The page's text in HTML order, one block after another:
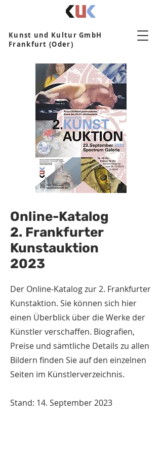
Kunst und Kultur GmbH
Frankfurt (Oder)
Online-Katalog
2. Frankfurter
Kunstauktion
2023
Der Online-Katalog zur 2. Frankfurter
Kunstaktion. Sie können sich hier
einen Überblick über die Werke der
Künstler verschaffen. Biografien,
Preise und sämtliche Details zu allen
Bildern finden Sie auf den einzelnen
Seiten im Künstlerverzeichnis.
Stand: 14. September 2023